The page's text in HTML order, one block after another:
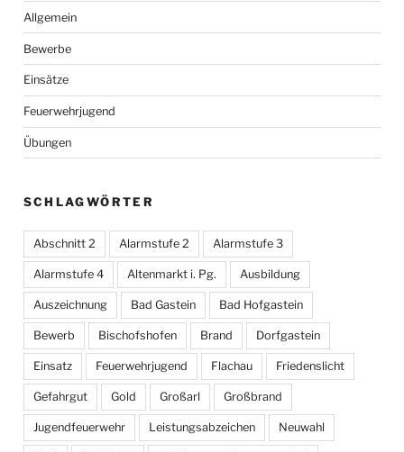
Allgemein
Bewerbe
Einsätze
Feuerwehrjugend
Übungen
SCHLAGWÖRTER
Abschnitt 2 Alarmstufe 2 Alarmstufe 3
Alarmstufe 4 Altenmarkt i. Pg. Ausbildung
Auszeichnung Bad Gastein Bad Hofgastein
Bewerb Bischofshofen Brand Dorfgastein
Einsatz Feuerwehrjugend Flachau Friedenslicht
Gefahrgut Gold Großarl Großbrand
Jugendfeuerwehr Leistungsabzeichen Neuwahl